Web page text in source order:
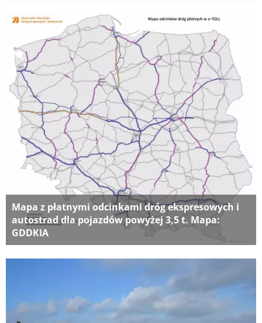
Mapa z płatnymi odcinkami dróg ekspresowych i
autostrad dla pojazdów powyżej 3,5 t. Mapa:
GDDKIA